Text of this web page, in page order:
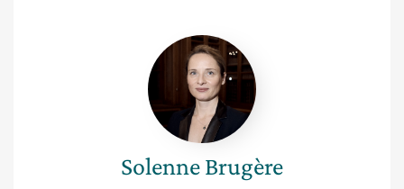
Solenne
Brugère
SolenneBrugère